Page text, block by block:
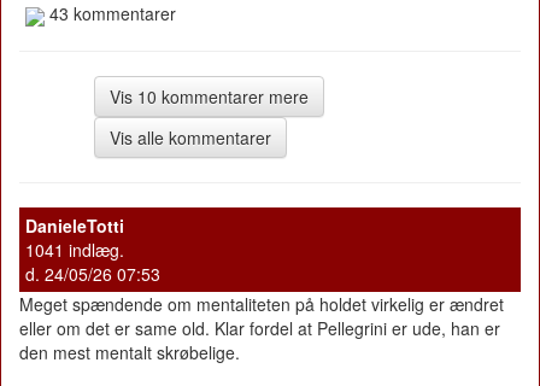
43 kommentarer
Vis 10 kommentarer mere
Vis alle kommentarer
DanieleTotti
1041 indlæg.
d. 24/05/26 07:53
Meget spændende om mentaliteten på holdet virkelig er ændret
eller om det er same old. Klar fordel at Pellegrini er ude, han er
den mest mentalt skrøbelige.